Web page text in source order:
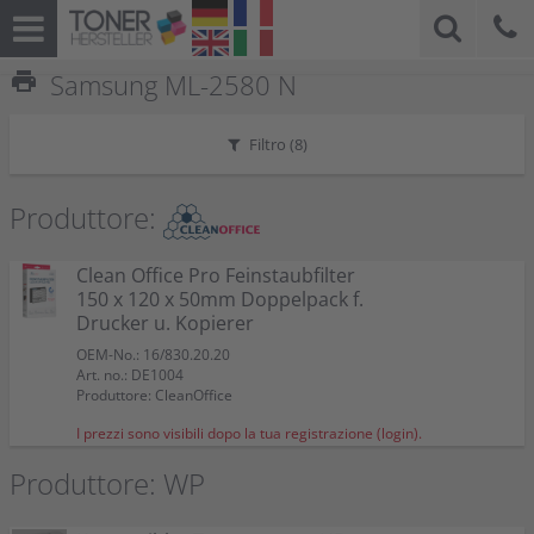
print Samsung ML-2580 N
Filtro (8)
Produttore:
Clean Office Pro Feinstaubfilter
150 x 120 x 50mm Doppelpack f.
Drucker u. Kopierer
OEM-No.: 16/830.20.20
Art. no.: DE1004
Produttore: CleanOffice
I prezzi sono visibili dopo la tua registrazione (login).
Produttore: WP